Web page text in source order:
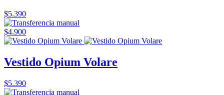
$5.390
$4.900
Vestido Opium Volare
$5.390